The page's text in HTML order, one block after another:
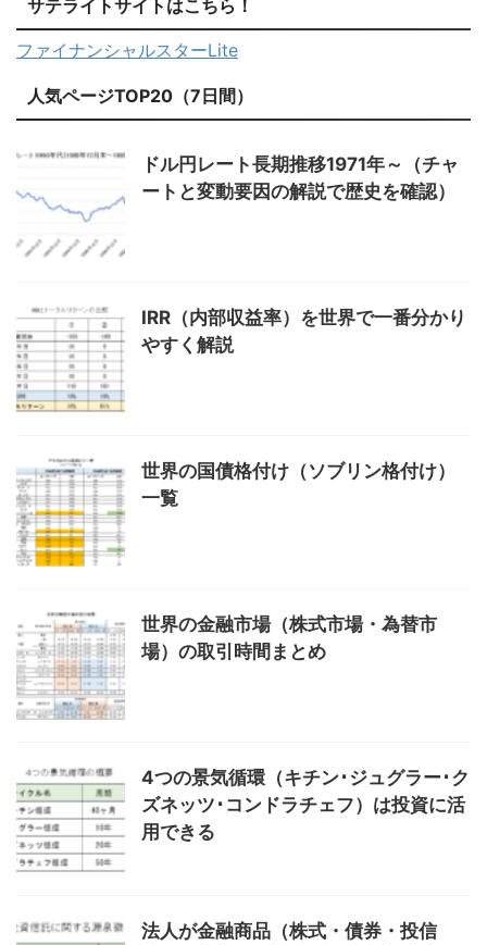
サテライトサイトはこちら！
ファイナンシャルスターLite
人気ページTOP20（7日間）
ドル円レート長期推移1971年～（チャ
ートと変動要因の解説で歴史を確認）
IRR（内部収益率）を世界で一番分かり
やすく解説
世界の国債格付け（ソブリン格付け）
一覧
世界の金融市場（株式市場・為替市
場）の取引時間まとめ
4つの景気循環（キチン･ジュグラー･ク
ズネッツ･コンドラチェフ）は投資に活
用できる
法人が金融商品（株式・債券・投信